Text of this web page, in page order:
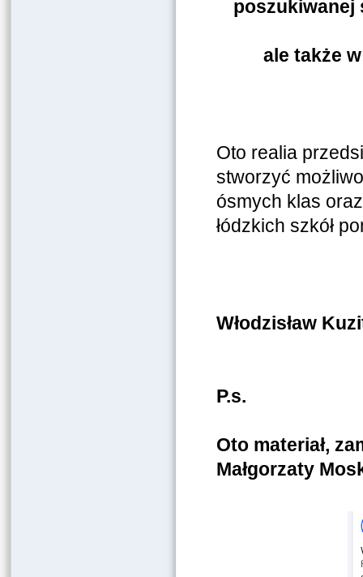
poszukiwanej
ale także
Oto realia
stworzyć
ósmych klas
łódzkich szkół
Włodzisław
P.s.
Oto materiał,
Małgorzaty